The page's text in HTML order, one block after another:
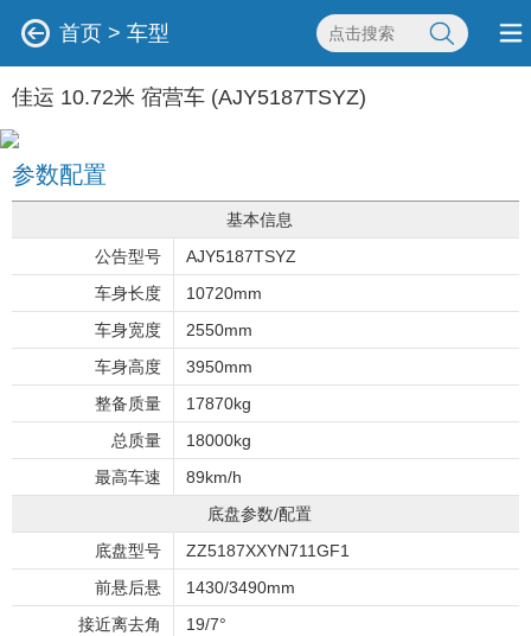
首页 > 车型
佳运 10.72米 宿营车 (AJY5187TSYZ)
参数配置
基本信息
公告型号
AJY5187TSYZ
车身长度
10720mm
车身宽度
2550mm
车身高度
3950mm
整备质量
17870kg
总质量
18000kg
最高车速
89km/h
底盘参数/配置
底盘型号
ZZ5187XXYN711GF1
前悬后悬
1430/3490mm
接近离去角
19/7°